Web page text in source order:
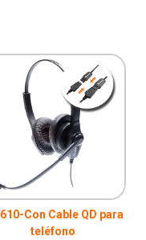
Con Cable QD para
teléfono